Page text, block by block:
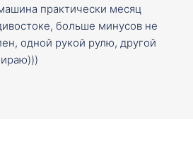
практически месяц
больше минусов не
одной рукой рулю, другой